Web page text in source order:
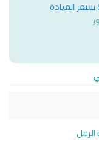
بسعر العيادة